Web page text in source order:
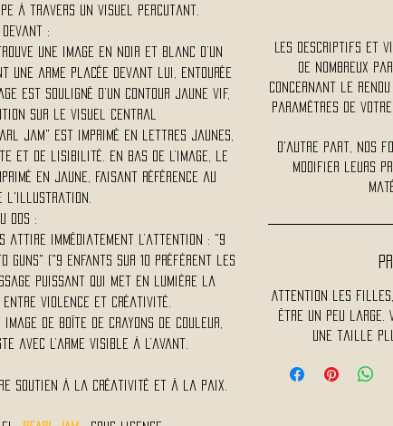
à travers un visuel percutant.
devant :
une image en noir et blanc d’un
une arme placée devant lui, entourée
est souligné d’un contour jaune vif,
sur le visuel central
jam" est imprimé en lettres jaunes,
et de lisibilité. En bas de l’image, le
en jaune, faisant référence au
l'illustration.
dos :
attire immédiatement l’attention : "9
guns" ("9 enfants sur 10 préfèrent les
puissant qui met en lumière la
entre violence et créativité.
image de boîte de crayons de couleur,
avec l’arme visible à l’avant.
soutien à la créativité et à la paix.
Les descriptifs et
De nombreux
concernant le
paramètres de
D'autre part, nos
modifier leurs
Attention les filles,
être un peu large.
une taille